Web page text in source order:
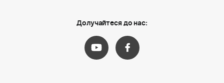
Долучайтеся до нас: